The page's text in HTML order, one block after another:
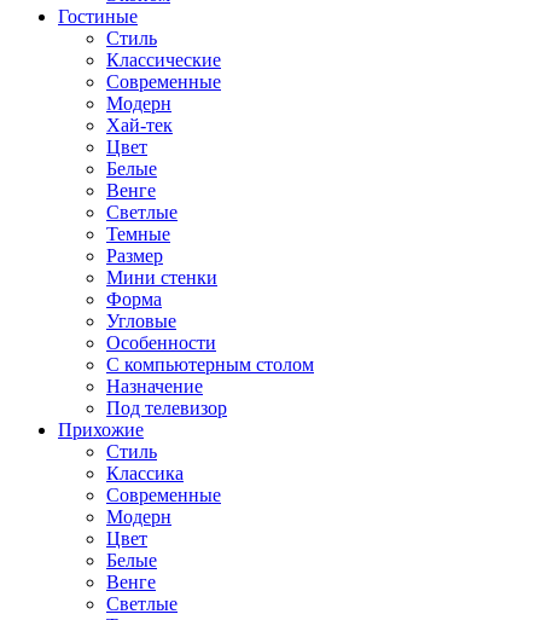
Гостиные
Стиль
Классические
Современные
Модерн
Хай-тек
Цвет
Белые
Венге
Светлые
Темные
Размер
Мини стенки
Форма
Угловые
Особенности
С компьютерным столом
Назначение
Под телевизор
Прихожие
Стиль
Классика
Современные
Модерн
Цвет
Белые
Венге
Светлые